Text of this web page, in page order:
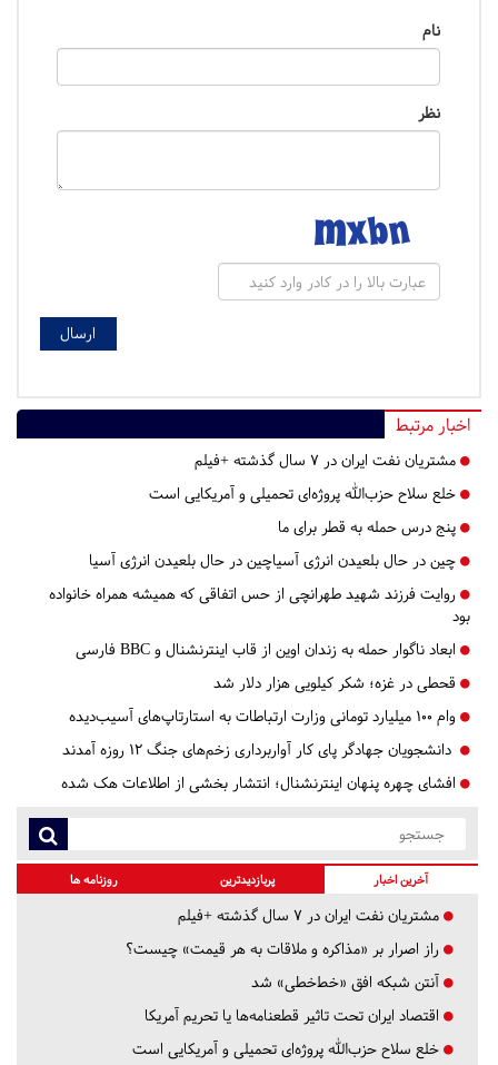
نام
نظر
اخبار مرتبط
مشتریان نفت ایران در ۷ سال گذشته +فیلم
خلع سلاح حزب‌الله پروژه‌ای تحمیلی و آمریکایی است
پنج درس‌ حمله به قطر برای ما
چین در حال بلعیدن انرژی آسیاچین در حال بلعیدن انرژی آسیا
روایت فرزند شهید طهرانچی از حس اتفاقی که همیشه همراه خانواده
بود
ابعاد ناگوار حمله به زندان اوین از قاب اینترنشنال و BBC فارسی
قحطی در غزه؛ شکر کیلویی هزار دلار شد
وام ۱۰۰ میلیارد تومانی وزارت ارتباطات به استارتاپ‌های آسیب‌دیده
دانشجویان جهادگر پای کار آواربرداری زخم‌های جنگ ۱۲ روزه آمدند
افشای چهره پنهان اینترنشنال؛ انتشار بخشی از اطلاعات هک شده
آخرین اخبار پربازدیدترین روزنامه ها
مشتریان نفت ایران در ۷ سال گذشته +فیلم
راز اصرار بر «مذاکره و ملاقات به هر قیمت» چیست؟
آنتن شبکه افق «خط‌خطی» شد
اقتصاد ایران تحت تاثیر قطعنامه‌ها یا تحریم‌ آمریکا
خلع سلاح حزب‌الله پروژه‌ای تحمیلی و آمریکایی است